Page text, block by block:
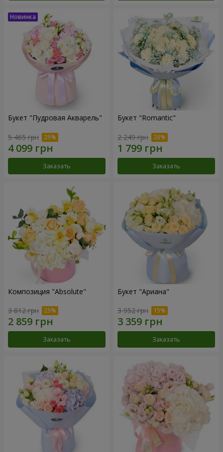
Букет "Пудровая Акварель"
5 465 грн
Заказать
Букет "Romantic"
2 249 грн
Заказать
Композиция "Absolute"
3 812 грн
Заказать
Букет "Ариана"
3 952 грн
Заказать